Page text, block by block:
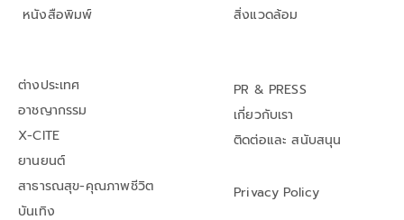
หนังสือพิมพ์
สิ่งแวดล้อม
ต่างประเทศ
อาชญากรรม
X-CITE
ยานยนต์
สาธารณสุข-คุณภาพชีวิต
บันเทิง
PR & PRESS
เกี่ยวกับเรา
ติดต่อและ สนับสนุน
Privacy Policy